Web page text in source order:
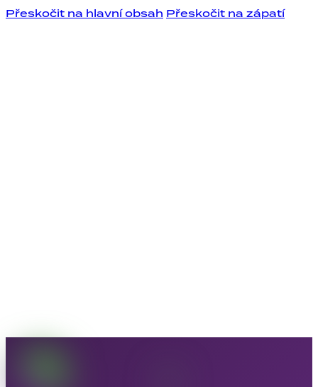
Přeskočit na hlavní obsah Přeskočit na zápatí